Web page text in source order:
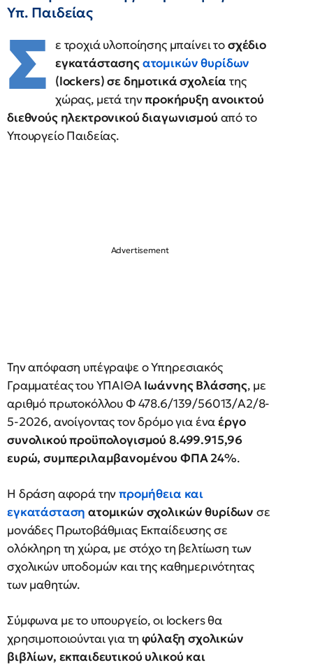
Υπ. Παιδείας
Σ ε τροχιά υλοποίησης μπαίνει τοσχέδιο
εγκατάστασηςατομικών θυρίδων
(lockers) σε δημοτικά σχολείατης
χώρας, μετά τηνπροκήρυξη ανοικτού
διεθνούς ηλεκτρονικού διαγωνισμού από το
Υπουργείο Παιδείας.
Την απόφαση υπέγραψε ο Υπηρεσιακός
Γραμματέας του ΥΠΑΙΘΑΙωάννης Βλάσσης, με
αριθμό πρωτοκόλλου Φ 478.6/139/56013/A2/8-
5-2026, ανοίγοντας τον δρόμο για έναέργο
συνολικού προϋπολογισμού 8.499.915,96
ευρώ, συμπεριλαμβανομένου ΦΠΑ 24%.
Η δράση αφορά τηνπρομήθεια και
εγκατάσταση ατομικών σχολικών θυρίδων σε
μονάδες Πρωτοβάθμιας Εκπαίδευσης σε
ολόκληρη τη χώρα, με στόχο τη βελτίωση των
σχολικών υποδομών και της καθημερινότητας
των μαθητών.
Σύμφωνα με το υπουργείο, οι lockers θα
χρησιμοποιούνται για τηφύλαξη σχολικών
βιβλίων, εκπαιδευτικού υλικού και